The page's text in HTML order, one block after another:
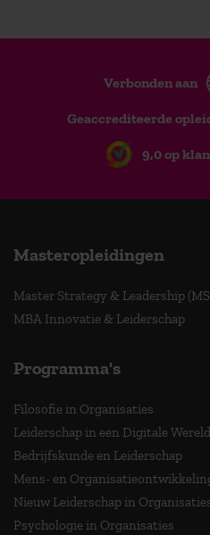
Verbonden aan
Geaccrediteerde
9,0 op
Masteropleidingen
Master Strategy & Leadership
MBA Innovatie & Leiderschap
Programma's
Filosofie in Organisaties
Leiderschap in een Digitale Wereld
Bedrijfskunde en Leiderschap
Mens- en
Nieuw Leiderschap in
Psychologie in Organisaties